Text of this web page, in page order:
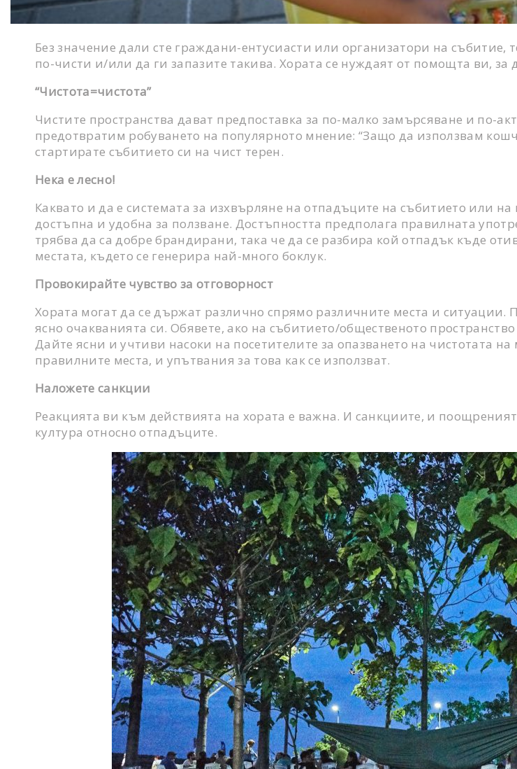
Без значение дали сте граждани-ентусиасти или организатори на
по-чисти и/или да ги запазите такива. Хората се нуждаят от помощта ви, за
“Чистота=чистота”
Чистите пространства дават предпоставка за по-малко замърсяване и по-
предотвратим робуването на популярното мнение: “Защо да използвам
стартирате събитието си на чист терен.
Нека е лесно!
Каквато и да е системата за изхвърляне на отпадъците на събитието или
достъпна и удобна за ползване. Достъпността предполага правилната
трябва да са добре брандирани, така че да се разбира кой отпадък къде
местата, където се генерира най-много боклук.
Провокирайте чувство за отговорност
Хората могат да се държат различно спрямо различните места и ситуации.
ясно очакванията си. Обявете, ако на събитието/общественото
Дайте ясни и учтиви насоки на посетителите за опазването на чистотата
правилните места, и упътвания за това как се използват.
Наложете санкции
Реакцията ви към действията на хората е важна. И санкциите, и
култура относно отпадъците.